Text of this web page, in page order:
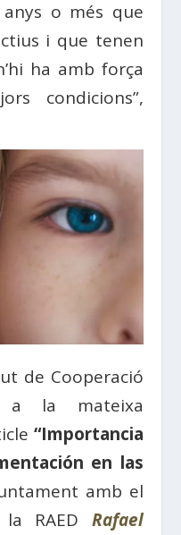
o més que
i que tenen
ha amb força
condicions”,
de Cooperació
a la mateixa
“Importancia
en las
amb el
RAED Rafael